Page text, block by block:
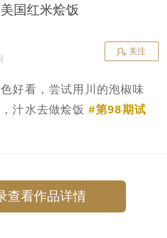
国红米烩饭
关注
好看，尝试用川的泡椒味
汁水去做烩饭 #第98期试
查看作品详情